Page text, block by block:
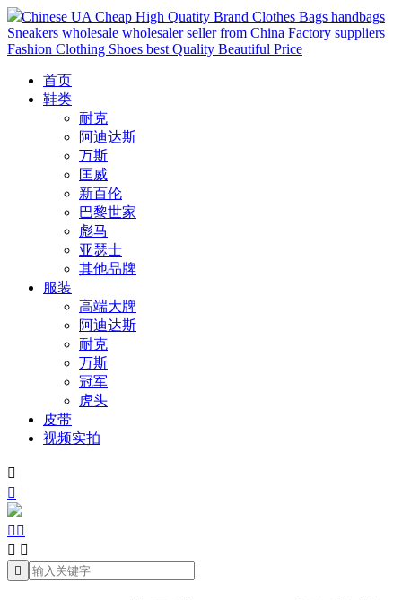
Chinese UA Cheap High Quatity Brand Clothes Bags handbags
Sneakers wholesale wholesaler seller from China Factory suppliers
Fashion Clothing Shoes best Quality Beautiful Price
首页
鞋类
耐克
阿迪达斯
万斯
匡威
新百伦
巴黎世家
彪马
亚瑟士
其他品牌
服装
高端大牌
阿迪达斯
耐克
万斯
冠军
虎头
皮带
视频实拍


 
 
